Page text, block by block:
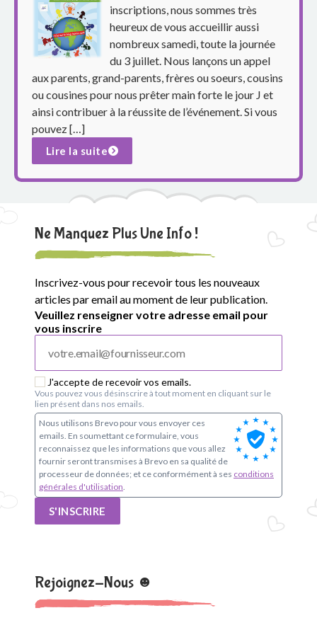
l
inscriptions, nous sommes très
heureux de vous accueillir aussi
nombreux samedi, toute la journée
du 3 juillet. Nous lançons un appel
aux parents, grand-parents, frères ou soeurs, cousins
ou cousines pour nous prêter main forte le jour J et
ainsi contribuer à la réussite de l’événement. Si vous
pouvez […]
Lire la suite
Ne Manquez Plus Une Info !
Inscrivez-vous pour recevoir tous les nouveaux
articles par email au moment de leur publication.
Veuillez renseigner votre adresse email pour
vous inscrire
J'accepte de recevoir vos emails.
Vous pouvez vous désinscrire à tout moment en cliquant sur le
lien présent dans nos emails.
Nous utilisons Brevo pour vous envoyer ces
emails. En soumettant ce formulaire, vous
reconnaissez que les informations que vous allez
fournir seront transmises à Brevo en sa qualité de
processeur de données; et ce conformément à ses conditions
générales d'utilisation.
S'INSCRIRE
Rejoignez-Nous ☻